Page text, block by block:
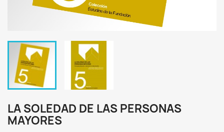
LA SOLEDAD DE LAS PERSONAS
MAYORES